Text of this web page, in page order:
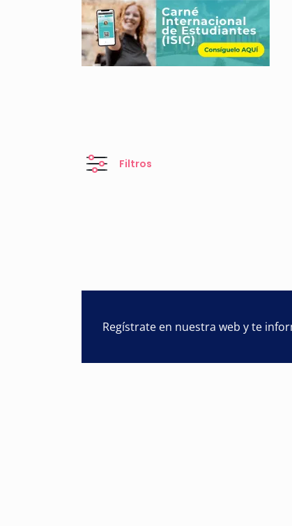
Filtros
Regístrate en nuestra web y te